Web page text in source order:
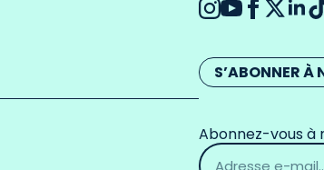
S’ABONNER À
Abonnez-vous
Adresse
email